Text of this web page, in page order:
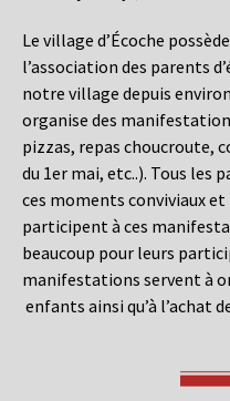
Le village d’Écoche
l’association des parents
notre village depuis environ
organise des
pizzas, repas choucroute,
du 1er mai, etc..). Tous les
ces moments conviviaux et
participent à ces
beaucoup pour leurs
manifestations servent à
enfants ainsi qu’à l’achat